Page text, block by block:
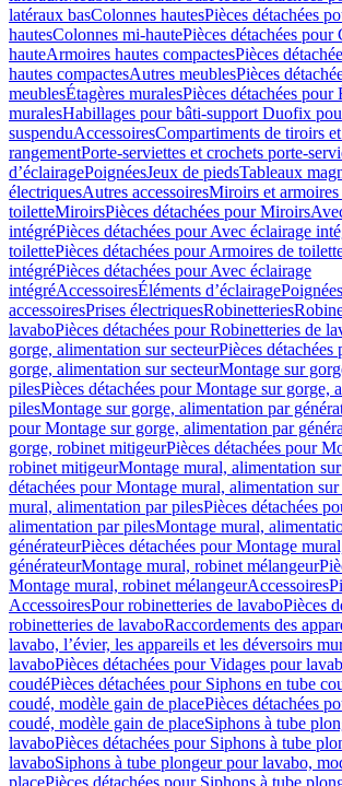
latéraux basColonnes hautesPièces détachées
hautesColonnes mi-hautePièces détachées pour
hauteArmoires hautes compactesPièces
hautes compactesAutres meublesPièces
meublesÉtagères muralesPièces détachées pour
muralesHabillages pour bâti-support Duofix
suspenduAccessoiresCompartiments de tiroirs
rangementPorte-serviettes et crochets porte-
d’éclairagePoignéesJeux de piedsTableaux
électriquesAutres accessoiresMiroirs et armoires
toiletteMiroirsPièces détachées pour Miroirs
intégréPièces détachées pour Avec éclairage
toilettePièces détachées pour Armoires de
intégréPièces détachées pour Avec éclairage
intégréAccessoiresÉléments d’éclairagePoignées
accessoiresPrises électriquesRobinetteries
lavaboPièces détachées pour Robinetteries de
gorge, alimentation sur secteurPièces
gorge, alimentation sur secteurMontage sur
pilesPièces détachées pour Montage sur gorge,
pilesMontage sur gorge, alimentation par
pour Montage sur gorge, alimentation par
gorge, robinet mitigeurPièces détachées pour
robinet mitigeurMontage mural, alimentation
détachées pour Montage mural, alimentation sur
mural, alimentation par pilesPièces détachées
alimentation par pilesMontage mural,
générateurPièces détachées pour Montage
générateurMontage mural, robinet mélangeur
Montage mural, robinet mélangeurAccessoires
AccessoiresPour robinetteries de lavaboPièces
robinetteries de lavaboRaccordements des
lavabo, l’évier, les appareils et les déversoirs
lavaboPièces détachées pour Vidages pour
coudéPièces détachées pour Siphons en tube
coudé, modèle gain de placePièces détachées
coudé, modèle gain de placeSiphons à tube
lavaboPièces détachées pour Siphons à tube
lavaboSiphons à tube plongeur pour lavabo,
placePièces détachées pour Siphons à tube